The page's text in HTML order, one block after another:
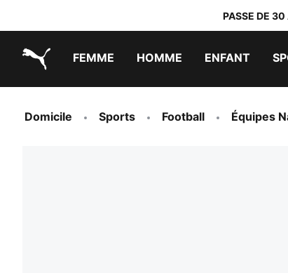
PASSE DE
FEMME HOMME ENFANT
Domicile Sports Football Équipes